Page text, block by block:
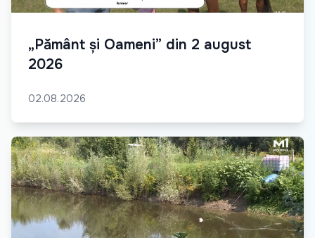
„Pământ și Oameni” din 2 august
2026
02.08.2026